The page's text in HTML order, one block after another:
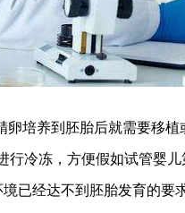
卵培养到胚胎后就需要移
行冷冻，方便假如试管婴
已经达不到胚胎发育的要